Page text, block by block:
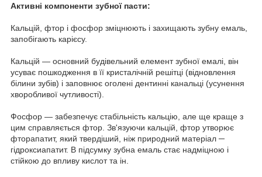
Активні компоненти зубної пасти:
Кальцій, фтор і фосфор зміцнюють і захищають зубну емаль,
запобігають карієсу.
Кальцій — основний будівельний елемент зубної емалі, він
усуває пошкодження в її кристалічній решітці (відновлення
білини зубів) і заповнює оголені дентинні канальці (усунення
хворобливої чутливості).
Фосфор — забезпечує стабільність кальцію, але ще краще з
цим справляється фтор. Зв'язуючи кальцій, фтор утворює
фторапатит, який твердіший, ніж природний матеріал ─
гідроксиапатит. В підсумку зубна емаль стає надміцною і
стійкою до впливу кислот та ін.